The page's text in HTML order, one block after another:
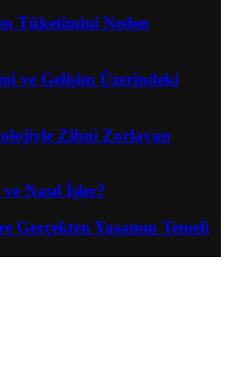
Tüketimini Neden
ve Gelişim Üzerindeki
Zihni Zorlayan
Nasıl İşler?
Gerçekten Yaşamın Temeli